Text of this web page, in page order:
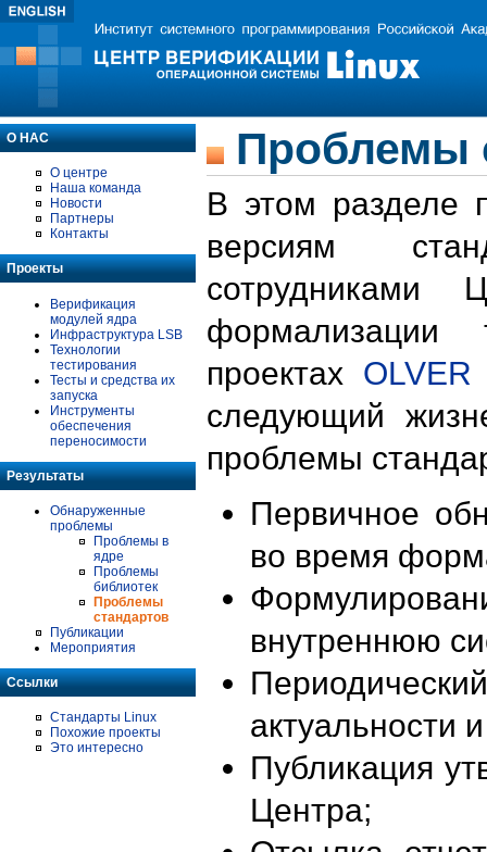
О НАС
О центре
Наша команда
Новости
Партнеры
Контакты
Проекты
Верификация
модулей ядра
Инфраструктура LSB
Технологии
тестирования
Тесты и средства их
запуска
Инструменты
обеспечения
переносимости
Результаты
Обнаруженные
проблемы
Проблемы в
ядре
Проблемы
библиотек
Проблемы
стандартов
Публикации
Мероприятия
Ссылки
Стандарты Linux
Похожие проекты
Это интересно
Проблемы
В этом разделе
версиям
формализации
проектах OLVER
следующий
проблемы
Первичное
во время
внутреннюю
актуальности
Публикация
Центра;